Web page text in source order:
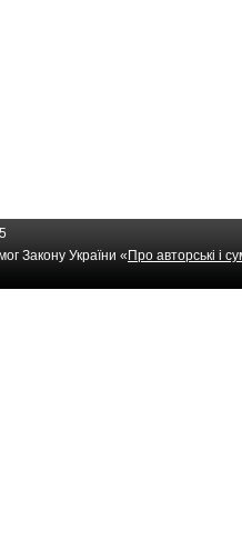
Закону України «Про авторські і